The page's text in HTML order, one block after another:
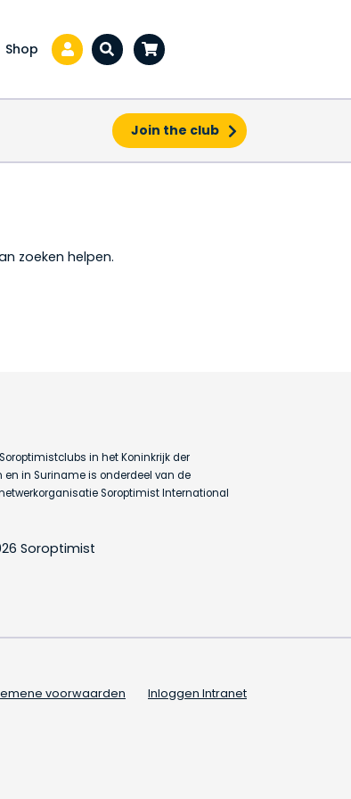
Shop Zoeken...
Join the club
zoeken helpen.
in het Koninkrijk der
en in Suriname is onderdeel van de
Soroptimist International
Soroptimist
voorwaarden Inloggen Intranet